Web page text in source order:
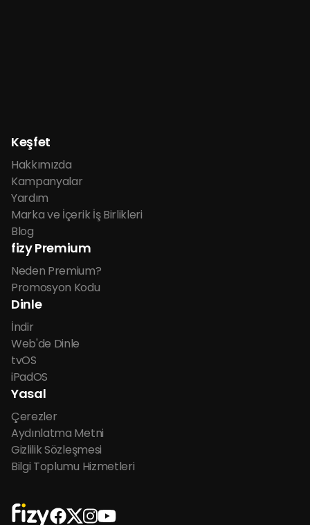
Keşfet
Hakkımızda
Kampanyalar
Yardım
Marka ve İçerik İş Birlikleri
Blog
fizy Premium
Neden Premium?
Promosyon Kodu
Dinle
İndir
Web'de Dinle
tvOS
iPadOS
Yasal
Çerezler
Aydınlatma Metni
Gizlilik Sözleşmesi
Bilgi Toplumu Hizmetleri